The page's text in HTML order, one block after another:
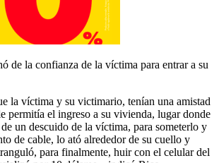
de la confianza de la víctima para entrar a su
la víctima y su victimario, tenían una amistad
permitía el ingreso a su vivienda, lugar donde
un descuido de la víctima, para someterlo y
de cable, lo ató alrededor de su cuello y
para finalmente, huir con el celular del